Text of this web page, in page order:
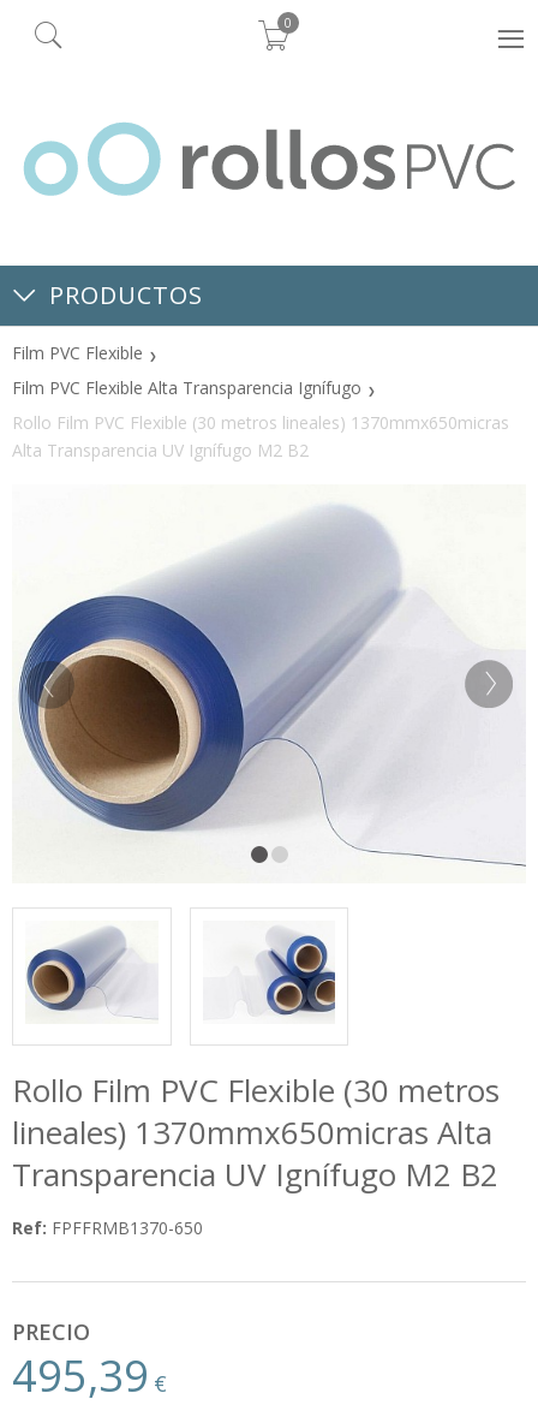
0
PRODUCTOS
Film PVC Flexible
Film PVC Flexible Alta Transparencia Ignífugo
Rollo Film PVC Flexible (30 metros lineales) 1370mmx650micras
Alta Transparencia UV Ignífugo M2 B2
Rollo Film PVC Flexible (30 metros
lineales) 1370mmx650micras Alta
Transparencia UV Ignífugo M2 B2
Ref: FPFFRMB1370-650
PRECIO
495,39€